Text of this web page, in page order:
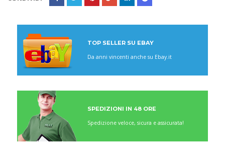
TOP SELLER SU EBAY
Da anni vincenti anche su Ebay.it
SPEDIZIONI IN 48 ORE
Spedizione veloce, sicura e assicurata!